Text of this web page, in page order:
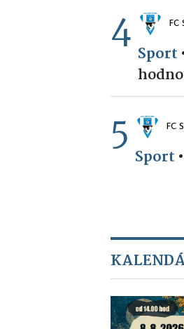
4 FC
Sport
5 FC
Sport •